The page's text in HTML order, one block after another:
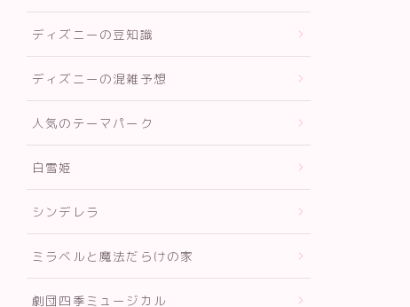
ディズニーの豆知識
ディズニーの混雑予想
人気のテーマパーク
白雪姫
シンデレラ
ミラベルと魔法だらけの家
劇団四季ミュージカル